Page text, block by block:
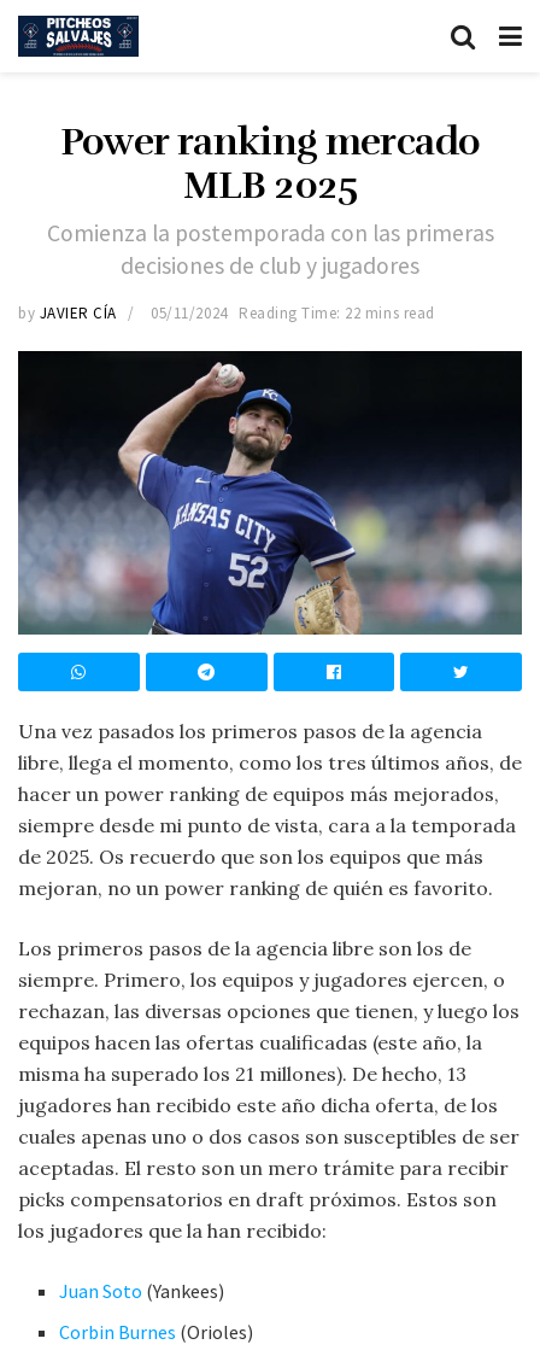
Power ranking mercado
MLB 2025
Comienza la postemporada con las primeras
decisiones de club y jugadores
by JAVIER CÍA 05/11/2024 Reading Time: 22 mins read
Una vez pasados los primeros pasos de la agencia
libre, llega el momento, como los tres últimos años, de
hacer un power ranking de equipos más mejorados,
siempre desde mi punto de vista, cara a la temporada
de 2025. Os recuerdo que son los equipos que más
mejoran, no un power ranking de quién es favorito.
Los primeros pasos de la agencia libre son los de
siempre. Primero, los equipos y jugadores ejercen, o
rechazan, las diversas opciones que tienen, y luego los
equipos hacen las ofertas cualificadas (este año, la
misma ha superado los 21 millones). De hecho, 13
jugadores han recibido este año dicha oferta, de los
cuales apenas uno o dos casos son susceptibles de ser
aceptadas. El resto son un mero trámite para recibir
picks compensatorios en draft próximos. Estos son
los jugadores que la han recibido:
Juan Soto (Yankees)
Corbin Burnes (Orioles)